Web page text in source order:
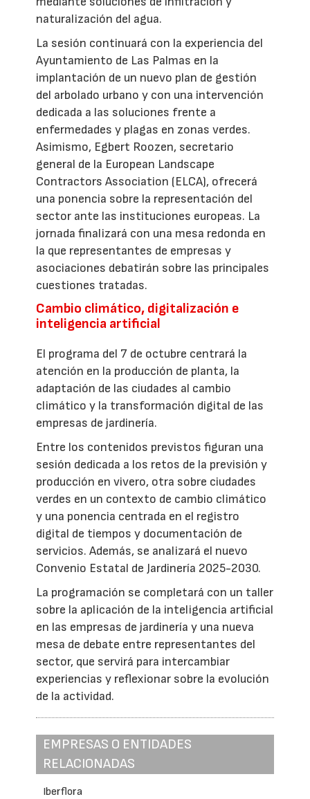
naturalización del agua.
La sesión continuará con la experiencia del
Ayuntamiento de Las Palmas en la
implantación de un nuevo plan de gestión
del arbolado urbano y con una intervención
dedicada a las soluciones frente a
enfermedades y plagas en zonas verdes.
Asimismo, Egbert Roozen, secretario
general de la European Landscape
Contractors Association (ELCA), ofrecerá
una ponencia sobre la representación del
sector ante las instituciones europeas. La
jornada finalizará con una mesa redonda en
la que representantes de empresas y
asociaciones debatirán sobre las principales
cuestiones tratadas.
Cambio climático, digitalización e
inteligencia artificial
El programa del 7 de octubre centrará la
atención en la producción de planta, la
adaptación de las ciudades al cambio
climático y la transformación digital de las
empresas de jardinería.
Entre los contenidos previstos figuran una
sesión dedicada a los retos de la previsión y
producción en vivero, otra sobre ciudades
verdes en un contexto de cambio climático
y una ponencia centrada en el registro
digital de tiempos y documentación de
servicios. Además, se analizará el nuevo
Convenio Estatal de Jardinería 2025-2030.
La programación se completará con un taller
sobre la aplicación de la inteligencia artificial
en las empresas de jardinería y una nueva
mesa de debate entre representantes del
sector, que servirá para intercambiar
experiencias y reflexionar sobre la evolución
de la actividad.
EMPRESAS O ENTIDADES
RELACIONADAS
Iberflora